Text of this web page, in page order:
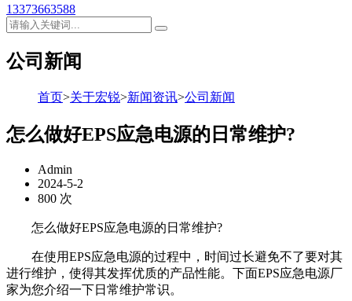
13373663588
公司新闻
首页>关于宏锐>新闻资讯>公司新闻
怎么做好EPS应急电源的日常维护?
Admin
2024-5-2
800 次
怎么做好EPS应急电源的日常维护?
在使用EPS应急电源的过程中，时间过长避免不了要对其
进行维护，使得其发挥优质的产品性能。下面EPS应急电源厂
家为您介绍一下日常维护常识。